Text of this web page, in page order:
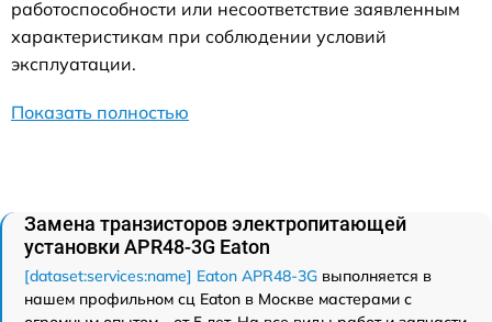
работоспособности или несоответствие заявленным
характеристикам при соблюдении условий
эксплуатации.
Показать полностью
Замена транзисторов электропитающей
установки APR48-3G Eaton
[dataset:services:name] Eaton APR48-3G выполняется в
нашем профильном сц Eaton в Москве мастерами с